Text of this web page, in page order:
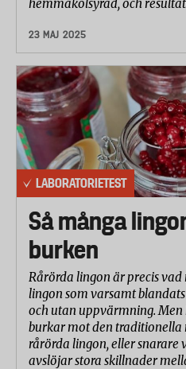
hemmakolsyrad, och
23 MAJ 2025
LABORATORIETEST
Så många
burken
Rårörda lingon är precis
lingon som varsamt
och utan uppvärmning. Men
burkar mot den traditionella
rårörda lingon, eller snarare
avslöjar stora skillnader